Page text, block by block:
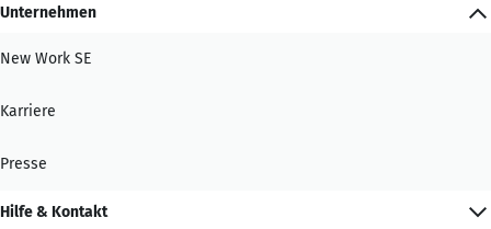
Unternehmen
New Work SE
Karriere
Presse
Hilfe & Kontakt